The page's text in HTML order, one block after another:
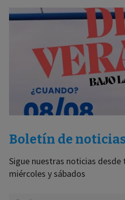
Boletín de
Sigue nuestras noticias
miércoles y sábados